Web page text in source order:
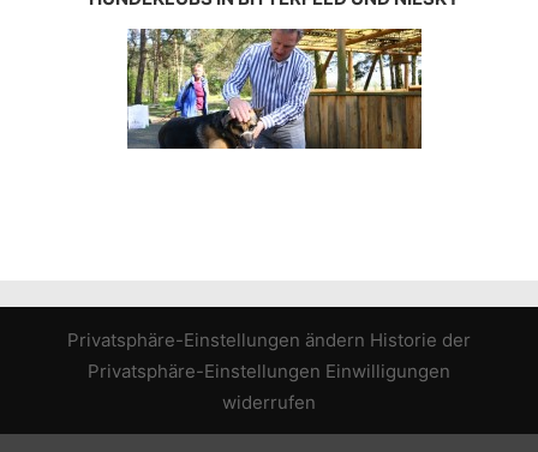
Privatsphäre-Einstellungen ändern Historie der
Privatsphäre-Einstellungen Einwilligungen
widerrufen